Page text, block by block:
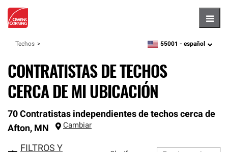
Techos zipcode, language
55001 - español
CONTRATISTAS DE TECHOS
CERCA DE MI UBICACIÓN
70 Contratistas independientes de techos cerca de
Afton, MN Cambiar
FILTROS Y